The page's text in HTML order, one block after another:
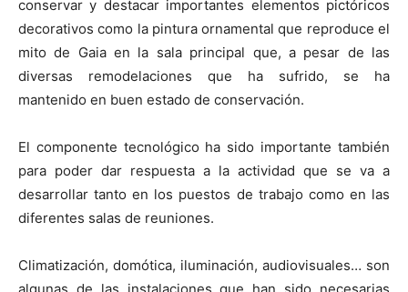
conservar y destacar importantes elementos pictóricos
decorativos como la pintura ornamental que reproduce el
mito de Gaia en la sala principal que, a pesar de las
diversas remodelaciones que ha sufrido, se ha
mantenido en buen estado de conservación.
El componente tecnológico ha sido importante también
para poder dar respuesta a la actividad que se va a
desarrollar tanto en los puestos de trabajo como en las
diferentes salas de reuniones.
Climatización, domótica, iluminación, audiovisuales… son